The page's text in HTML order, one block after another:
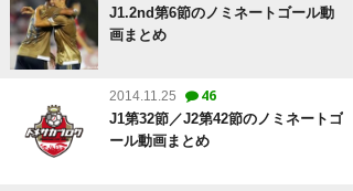
J1.2nd第6節のノミネートゴール動
画まとめ
2014.11.25 46
J1第32節／J2第42節のノミネートゴ
ール動画まとめ